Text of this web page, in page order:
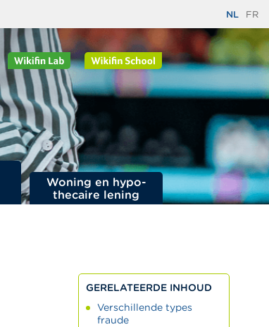
NL FR
Woning en hypo­
thecaire lening
GERELATEERDE INHOUD
Verschillende types
fraude